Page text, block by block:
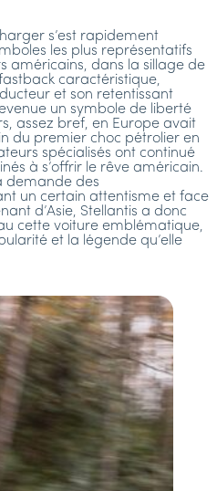
s’est rapidement
les plus représentatifs
américains, dans la sillage de
caractéristique,
et son retentissant
un symbole de liberté
assez bref, en Europe avait
du premier choc pétrolier en
spécialisés ont continué
à s’offrir le rêve américain.
demande des
un certain attentisme et face
d’Asie, Stellantis a donc
cette voiture emblématique,
et la légende qu’elle